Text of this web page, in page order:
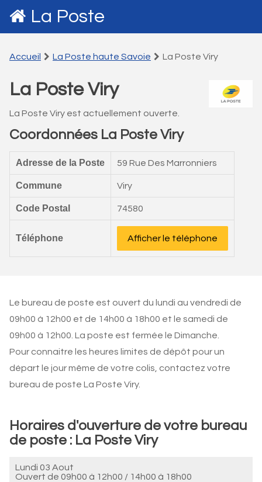
La Poste
Accueil La Poste haute Savoie La Poste Viry
La Poste Viry
La Poste Viry est actuellement ouverte.
Coordonnées La Poste Viry
Adresse de la Poste 59 Rue Des Marronniers
Commune Viry
Code Postal 74580
Téléphone Afficher le téléphone
Le bureau de poste est ouvert du lundi au vendredi de
09h00 à 12h00 et de 14h00 à 18h00 et le samedi de
09h00 à 12h00. La poste est fermée le Dimanche.
Pour connaitre les heures limites de dépôt pour un
départ le jour même de votre colis, contactez votre
bureau de poste La Poste Viry.
Horaires d'ouverture de votre bureau
de poste : La Poste Viry
Lundi 03 Aout
Ouvert de 09h00 à 12h00 / 14h00 à 18h00